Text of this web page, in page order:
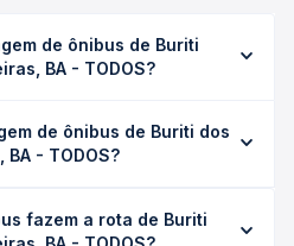
de ônibus de Buriti
BA - TODOS?
24h 2min, podendo variar
serviço (convencional,
na data desejada.
de ônibus de Buriti dos
- TODOS?
custa em média R$ 529,93 e
fazem a rota de Buriti